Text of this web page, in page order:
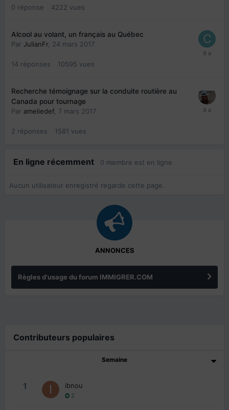
0 réponse 4222 vues
Alcool au volant, un français au Québec
Par JulianFr, 24 mars 2017
14 réponses 10595 vues
Recherche témoignage sur la conduite routière au
Canada pour tournage
Par ameliedef 7 mars 2017
2 réponses 1581 vues
En ligne récemment 0 membre est en ligne
Aucun utilisateur enregistré regarde cette page.
ANNONCES
Règles d'usage du forum IMMIGRER.COM
Contributeurs populaires
Semaine
1 ibnou
2